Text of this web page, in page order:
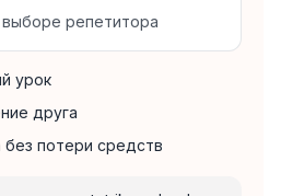
репетитора
урок
друга
потери средств